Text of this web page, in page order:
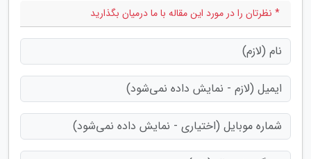
* نظرتان را در مورد این مقاله با ما درمیان بگذارید